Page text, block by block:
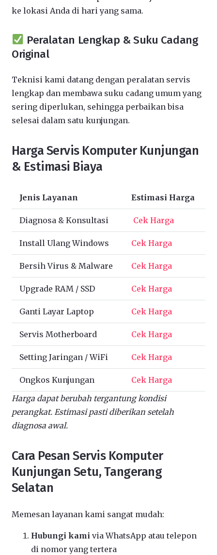
ke lokasi Anda di hari yang sama.
Peralatan Lengkap & Suku Cadang
Original
Teknisi kami datang dengan peralatan servis
lengkap dan membawa suku cadang umum yang
sering diperlukan, sehingga perbaikan bisa
selesai dalam satu kunjungan.
Harga Servis Komputer Kunjungan
& Estimasi Biaya
Jenis Layanan Estimasi Harga
Diagnosa & Konsultasi Cek Harga
Install Ulang Windows Cek Harga
Bersih Virus & Malware Cek Harga
Upgrade RAM / SSD Cek Harga
Ganti Layar Laptop Cek Harga
Servis Motherboard Cek Harga
Setting Jaringan / WiFi Cek Harga
Ongkos Kunjungan
Cek Harga
Harga dapat berubah tergantung kondisi
perangkat. Estimasi pasti diberikan setelah
diagnosa awal.
Cara Pesan Servis Komputer
Kunjungan Setu, Tangerang
Selatan
Memesan layanan kami sangat mudah:
Hubungi kami via WhatsApp atau telepon
di nomor yang tertera